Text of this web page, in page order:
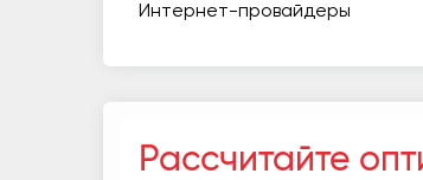
Интернет-провайдеры
Рассчитайте